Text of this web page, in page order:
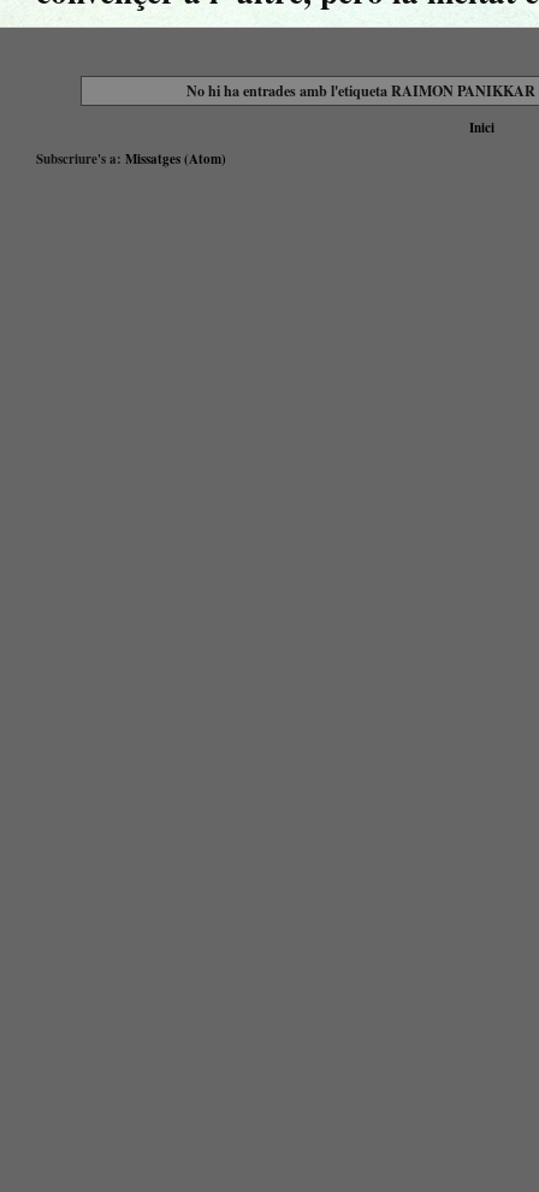
No hi ha entrades amb l'etiquetaRAIMON PANIKKAR
Inici
Subscriure's a: Missatges (Atom)